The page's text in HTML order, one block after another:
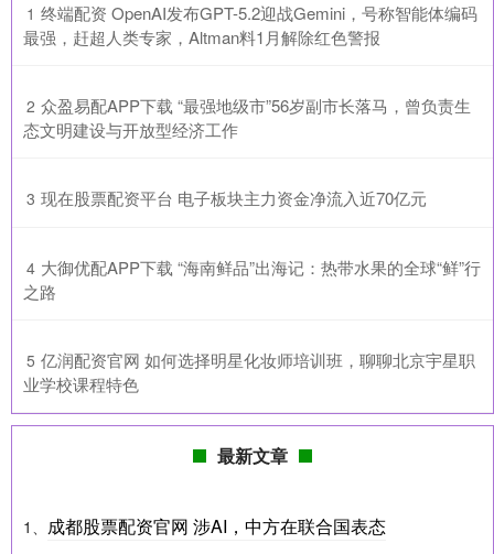
1 ​终端配资 OpenAI发布GPT-5.2迎战Gemini，号称智能体编码
最强，赶超人类专家，Altman料1月解除红色警报
2 ​众盈易配APP下载 “最强地级市”56岁副市长落马，曾负责生
态文明建设与开放型经济工作
3 ​现在股票配资平台 电子板块主力资金净流入近70亿元
4 ​大御优配APP下载 “海南鲜品”出海记：热带水果的全球“鲜”行
之路
5 ​亿润配资官网 如何选择明星化妆师培训班，聊聊北京宇星职
业学校课程特色
最新文章
1、 成都股票配资官网 涉AI，中方在联合国表态